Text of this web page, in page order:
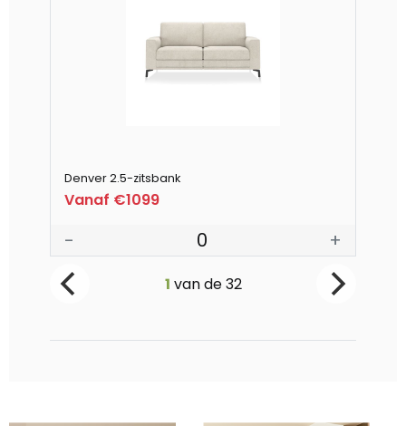
Denver 2.5-zitsbank
Vanaf €1099
- 0 +
1 van de32